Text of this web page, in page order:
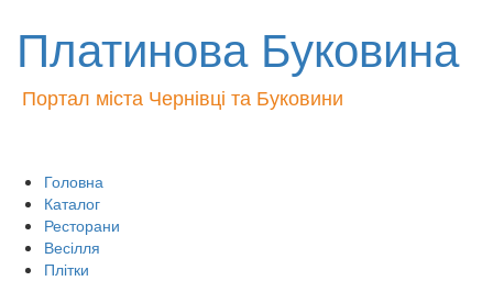
Платинова Буковина
Портал міста Чернівці та Буковини
Головна
Каталог
Ресторани
Весілля
Плітки